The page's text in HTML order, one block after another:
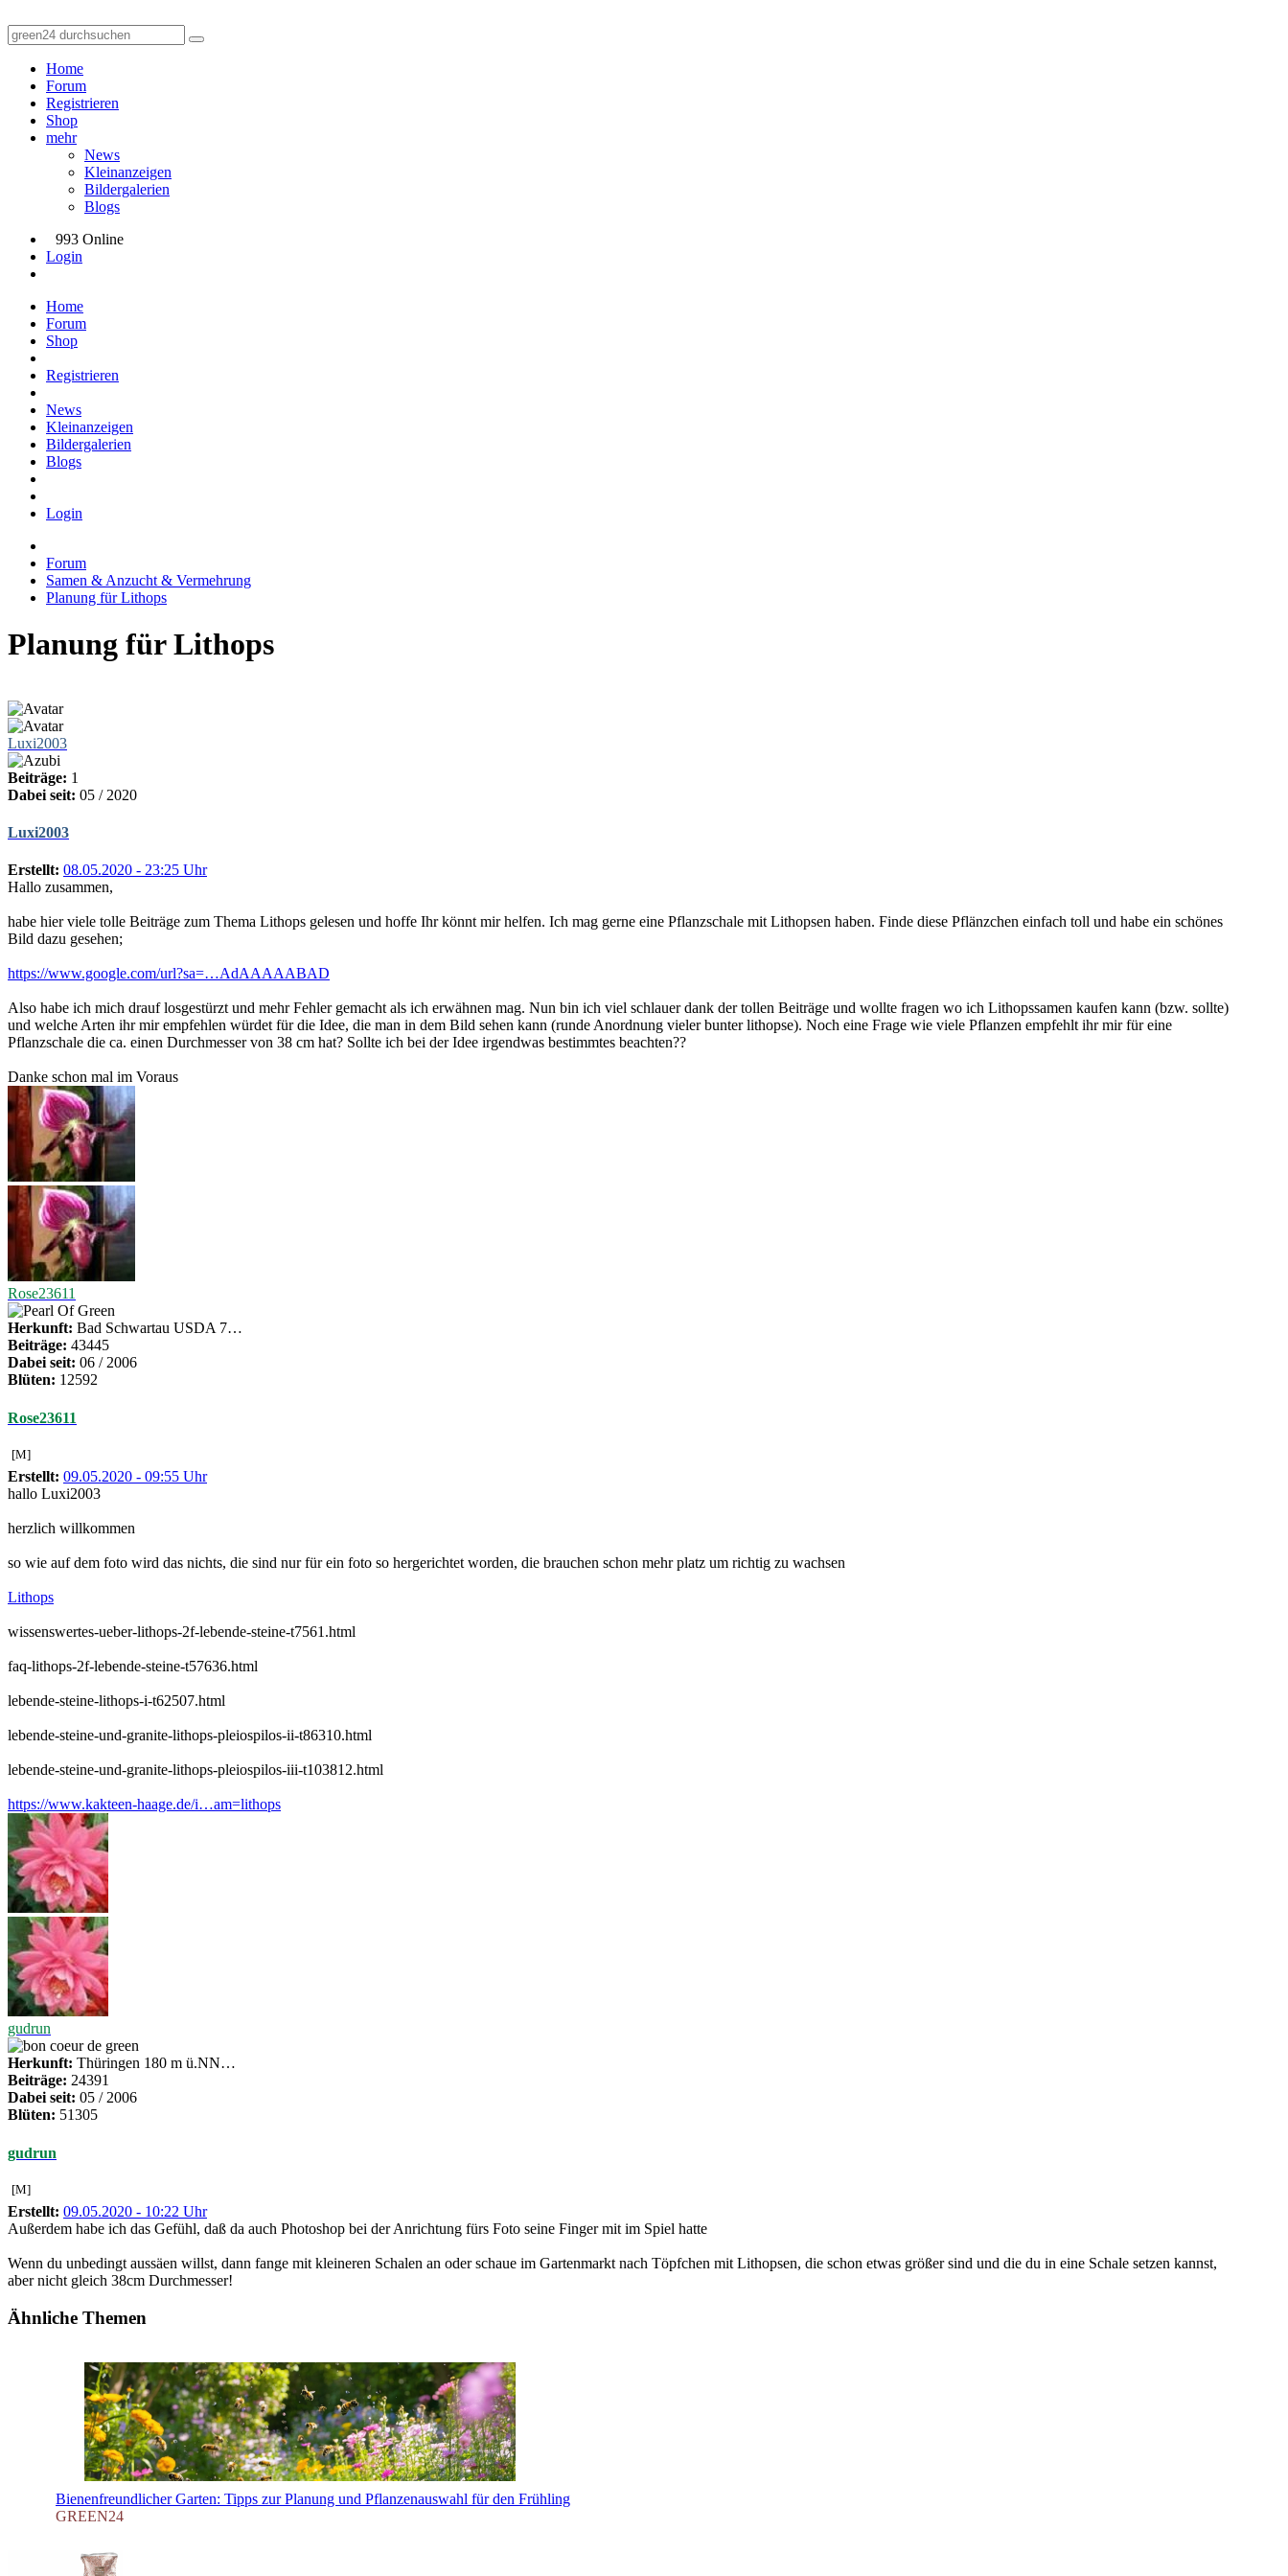
Home
Forum
Registrieren
Shop
mehr
News
Kleinanzeigen
Bildergalerien
Blogs
993 Online
Login
Home
Forum
Shop
Registrieren
News
Kleinanzeigen
Bildergalerien
Blogs
Login
Forum
Samen & Anzucht & Vermehrung
Planung für Lithops
Planung für Lithops
Luxi2003
Beiträge: 1
Dabei seit: 05 / 2020
Luxi2003
Erstellt: 08.05.2020 - 23:25 Uhr
Hallo zusammen,
habe hier viele tolle Beiträge zum Thema Lithops gelesen und hoffe Ihr könnt mir helfen. Ich mag gerne eine Pflanzschale mit Lithopsen haben. Finde diese Pflänzchen einfach toll und habe ein schönes
Bild dazu gesehen;
https://www.google.com/url?sa=…AdAAAAABAD
Also habe ich mich drauf losgestürzt und mehr Fehler gemacht als ich erwähnen mag. Nun bin ich viel schlauer dank der tollen Beiträge und wollte fragen wo ich Lithopssamen kaufen kann (bzw. sollte)
und welche Arten ihr mir empfehlen würdet für die Idee, die man in dem Bild sehen kann (runde Anordnung vieler bunter lithopse). Noch eine Frage wie viele Pflanzen empfehlt ihr mir für eine
Pflanzschale die ca. einen Durchmesser von 38 cm hat? Sollte ich bei der Idee irgendwas bestimmtes beachten??
Danke schon mal im Voraus
Rose23611
Herkunft: Bad Schwartau USDA 7…
Beiträge: 43445
Dabei seit: 06 / 2006
Blüten: 12592
Rose23611
[M]
Erstellt: 09.05.2020 - 09:55 Uhr
hallo Luxi2003
herzlich willkommen
so wie auf dem foto wird das nichts, die sind nur für ein foto so hergerichtet worden, die brauchen schon mehr platz um richtig zu wachsen
Lithops
wissenswertes-ueber-lithops-2f-lebende-steine-t7561.html
faq-lithops-2f-lebende-steine-t57636.html
lebende-steine-lithops-i-t62507.html
lebende-steine-und-granite-lithops-pleiospilos-ii-t86310.html
lebende-steine-und-granite-lithops-pleiospilos-iii-t103812.html
https://www.kakteen-haage.de/i…am=lithops
gudrun
Herkunft: Thüringen 180 m ü.NN…
Beiträge: 24391
Dabei seit: 05 / 2006
Blüten: 51305
gudrun
[M]
Erstellt: 09.05.2020 - 10:22 Uhr
Außerdem habe ich das Gefühl, daß da auch Photoshop bei der Anrichtung fürs Foto seine Finger mit im Spiel hatte
Wenn du unbedingt aussäen willst, dann fange mit kleineren Schalen an oder schaue im Gartenmarkt nach Töpfchen mit Lithopsen, die schon etwas größer sind und die du in eine Schale setzen kannst,
aber nicht gleich 38cm Durchmesser!
Ähnliche Themen
Bienenfreundlicher Garten: Tipps zur Planung und Pflanzenauswahl für den Frühling
GREEN24